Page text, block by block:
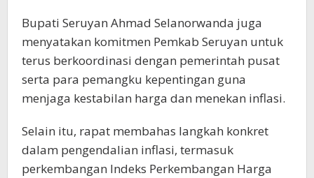
Bupati Seruyan Ahmad Selanorwanda juga
menyatakan komitmen Pemkab Seruyan untuk
terus berkoordinasi dengan pemerintah pusat
serta para pemangku kepentingan guna
menjaga kestabilan harga dan menekan inflasi.
Selain itu, rapat membahas langkah konkret
dalam pengendalian inflasi, termasuk
perkembangan Indeks Perkembangan Harga